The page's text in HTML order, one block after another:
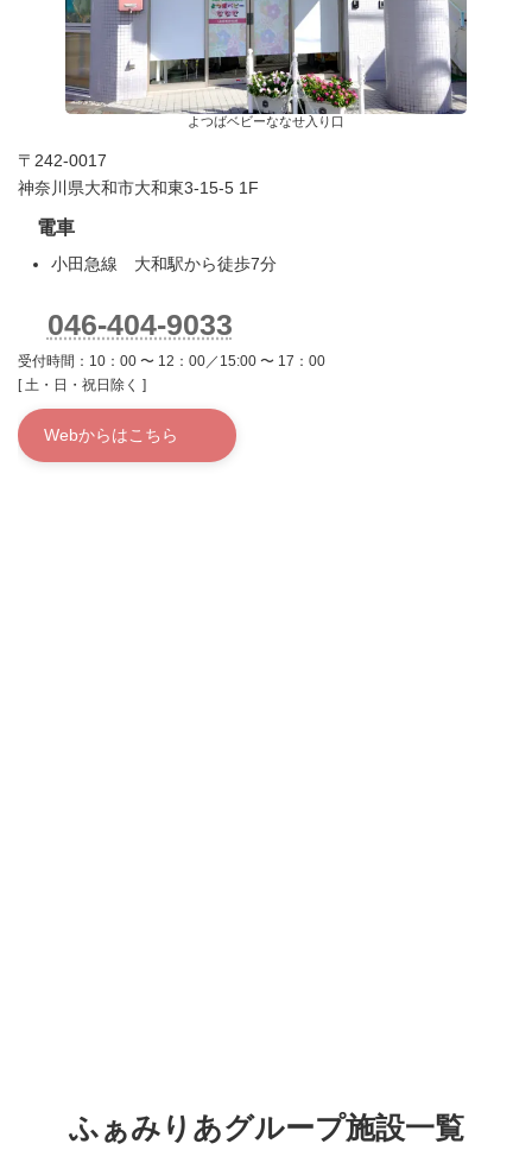
よつばベビーななせ入り口
〒242-0017
神奈川県大和市大和東3-15-5 1F
電車
小田急線 大和駅から徒歩7分
046-404-9033
受付時間：10：00 〜 12：00／15:00 〜 17：00
[ 土・日・祝日除く ]
Webからはこちら
ふぁみりあグループ施設一覧